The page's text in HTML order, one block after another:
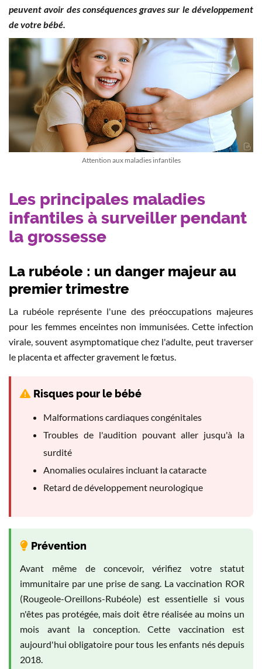
peuvent avoir des conséquences graves sur le développement
de votre bébé.
Attention aux maladies infantiles
Les principales maladies
infantiles à surveiller pendant
la grossesse
La rubéole : un danger majeur au
premier trimestre
La rubéole représente l'une des préoccupations majeures
pour les femmes enceintes non immunisées. Cette infection
virale, souvent asymptomatique chez l'adulte, peut traverser
le placenta et affecter gravement le fœtus.
Risques pour le bébé
Malformations cardiaques congénitales
Troubles de l'audition pouvant aller jusqu'à la
surdité
Anomalies oculaires incluant la cataracte
Retard de développement neurologique
Prévention
Avant même de concevoir, vérifiez votre statut
immunitaire par une prise de sang. La vaccination ROR
(Rougeole-Oreillons-Rubéole) est essentielle si vous
n'êtes pas protégée, mais doit être réalisée au moins un
mois avant la conception. Cette vaccination est
aujourd'hui obligatoire pour tous les enfants nés depuis
2018.